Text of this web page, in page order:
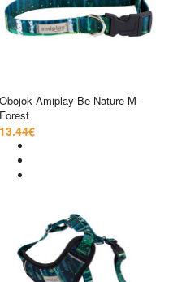
Obojok Amiplay Be Nature M -
Forest
13.44€